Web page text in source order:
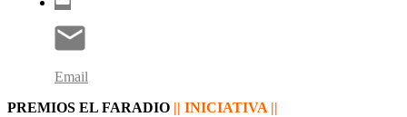
Email
PREMIOS EL FARADIO || INICIATIVA ||